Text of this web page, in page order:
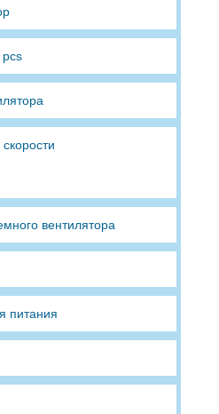
вентилятора
питания